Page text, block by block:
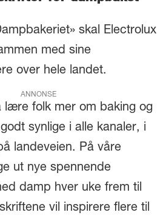
skal Electrolux
med sine
over hele landet.
ANNONSE
lære folk mer om baking og
synlige i alle kanaler, i
landeveien. På våre
ut nye spennende
damp hver uke frem til
vil inspirere flere til